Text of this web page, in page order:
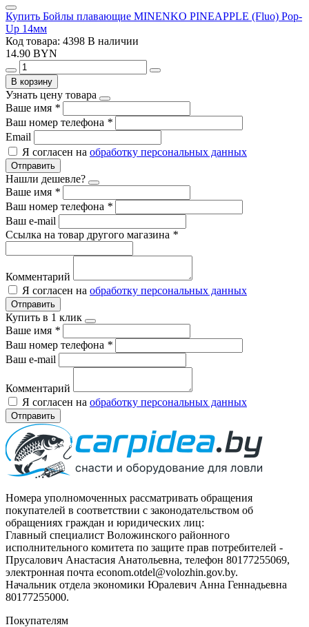
Купить Бойлы плавающие MINENKO PINEAPPLE (Fluo) Pop-
Up 14мм
Код товара: 4398 В наличии
14.90 BYN
В корзину
Узнать цену товара
Ваше имя *
Ваш номер телефона *
Email
Я согласен на обработку персональных данных
Отправить
Нашли дешевле?
Ваше имя *
Ваш номер телефона *
Ваш e-mail
Ссылка на товар другого магазина *
Комментарий
Я согласен на обработку персональных данных
Отправить
Купить в 1 клик
Ваше имя *
Ваш номер телефона *
Ваш e-mail
Комментарий
Я согласен на обработку персональных данных
Отправить
Номера уполномоченных рассматривать обращения
покупателей в соответствии с законодательством об
обращениях граждан и юридических лиц:
Главный специалист Воложинского районного
исполнительного комитета по защите прав потребителей -
Прусалович Анастасия Анатольевна, телефон 80177255069,
электронная почта econom.otdel@volozhin.gov.by.
Начальник отдела экономики Юралевич Анна Геннадьевна
80177255000.
Покупателям